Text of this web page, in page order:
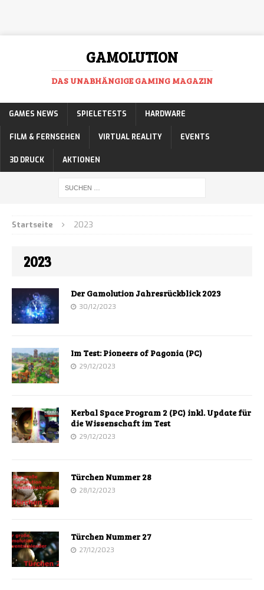
GAMOLUTION
DAS UNABHÄNGIGE GAMING MAGAZIN
GAMES NEWS SPIELETESTS HARDWARE
FILM & FERNSEHEN VIRTUAL REALITY EVENTS
3D DRUCK AKTIONEN
Startseite 2023
2023
Der Gamolution Jahresrückblick 2023
30/12/2023
Im Test: Pioneers of Pagonia (PC)
29/12/2023
Kerbal Space Program 2 (PC) inkl. Update für
die Wissenschaft im Test
29/12/2023
Türchen Nummer 28
28/12/2023
Türchen Nummer 27
27/12/2023